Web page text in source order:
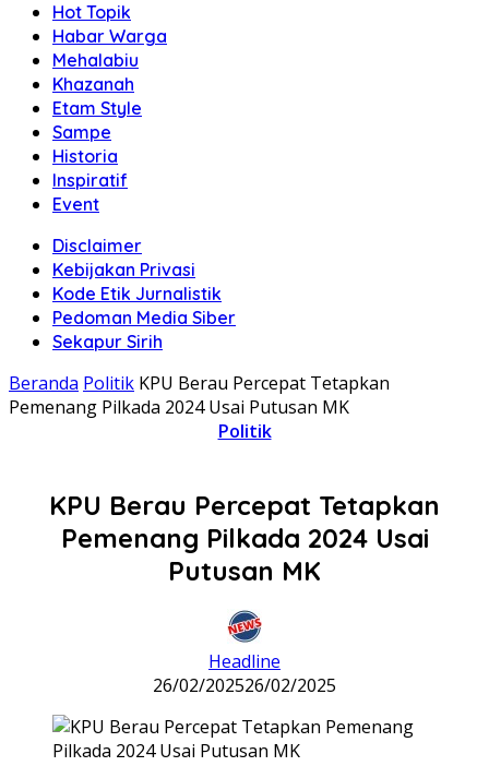
Hot Topik
Habar Warga
Mehalabiu
Khazanah
Etam Style
Sampe
Historia
Inspiratif
Event
Disclaimer
Kebijakan Privasi
Kode Etik Jurnalistik
Pedoman Media Siber
Sekapur Sirih
Beranda Politik KPU Berau Percepat Tetapkan
Pemenang Pilkada 2024 Usai Putusan MK
Politik
KPU Berau Percepat Tetapkan
Pemenang Pilkada 2024 Usai
Putusan MK
Headline
26/02/202526/02/2025